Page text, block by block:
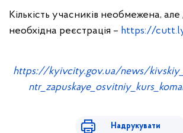
Кількість учасників необмежена, але
необхідна реєстрація – https://
https://kyivcity.gov.ua/news/kivskiy_
ntr_ zapuskaye_ osvitniy_ kurs_
Надрукувати